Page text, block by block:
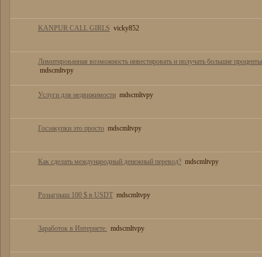
KANPUR CALL GIRLS vicky852
Лимитированная возможность инвестировать и получать большие
mdscmltvpy
Услуги для недвижимости mdscmltvpy
Госзакупки это просто mdscmltvpy
Как сделать международный денежный перевод? mdscmltvpy
Розыгрыш 100 $ в USDT mdscmltvpy
Заработок в Интернете. mdscmltvpy